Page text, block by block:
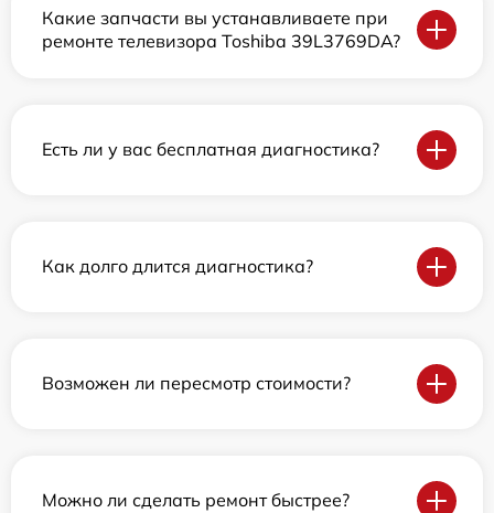
Какие запчасти вы устанавливаете при
ремонте телевизора Toshiba 39L3769DA?
Есть ли у вас бесплатная диагностика?
Как долго длится диагностика?
Возможен ли пересмотр стоимости?
Можно ли сделать ремонт быстрее?